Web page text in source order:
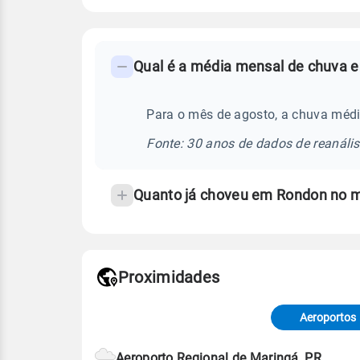
frequentes
temperatura
Qual é a média mensal de chuva
Para o mês de agosto, a chuva
Fonte: 30 anos de dados de
Quanto já choveu em Rondon no
de Tempo e Estudos Climáticos
Proximidades
Aeroportos